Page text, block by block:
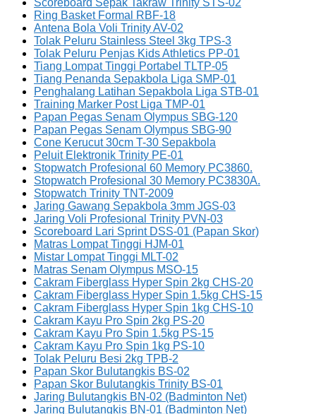
Ring Basket Formal RBF-18
Antena Bola Voli Trinity AV-02
Tolak Peluru Stainless Steel 3kg TPS-3
Tolak Peluru Penjas Kids Athletics PP-01
Tiang Lompat Tinggi Portabel TLTP-05
Tiang Penanda Sepakbola Liga SMP-01
Penghalang Latihan Sepakbola Liga STB-01
Training Marker Post Liga TMP-01
Papan Pegas Senam Olympus SBG-120
Papan Pegas Senam Olympus SBG-90
Cone Kerucut 30cm T-30 Sepakbola
Peluit Elektronik Trinity PE-01
Stopwatch Profesional 60 Memory PC3860.
Stopwatch Profesional 30 Memory PC3830A.
Stopwatch Trinity TNT-2009
Jaring Gawang Sepakbola 3mm JGS-03
Jaring Voli Profesional Trinity PVN-03
Scoreboard Lari Sprint DSS-01 (Papan Skor)
Matras Lompat Tinggi HJM-01
Mistar Lompat Tinggi MLT-02
Matras Senam Olympus MSO-15
Cakram Fiberglass Hyper Spin 2kg CHS-20
Cakram Fiberglass Hyper Spin 1.5kg CHS-15
Cakram Fiberglass Hyper Spin 1kg CHS-10
Cakram Kayu Pro Spin 2kg PS-20
Cakram Kayu Pro Spin 1.5kg PS-15
Cakram Kayu Pro Spin 1kg PS-10
Tolak Peluru Besi 2kg TPB-2
Papan Skor Bulutangkis BS-02
Papan Skor Bulutangkis Trinity BS-01
Jaring Bulutangkis BN-02 (Badminton Net)
Jaring Bulutangkis BN-01 (Badminton Net)